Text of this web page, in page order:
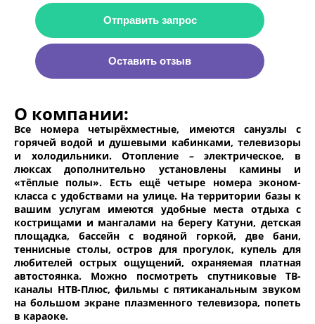
Отправить запрос
Оставить отзыв
О компании:
Все номера четырёхместные, имеются санузлы с
горячей водой и душевыми кабинками, телевизоры
и холодильники. Отопление – электрическое, в
люксах дополнительно установлены камины и
«тёплые полы». Есть ещё четыре номера эконом-
класса с удобствами на улице. На территории базы к
вашим услугам имеются удобные места отдыха с
кострищами и мангалами на берегу Катуни, детская
площадка, бассейн с водяной горкой, две бани,
теннисные столы, остров для прогулок, купель для
любителей острых ощущений, охраняемая платная
автостоянка. Можно посмотреть спутниковые ТВ-
каналы НТВ-Плюс, фильмы с пятиканальным звуком
на большом экране плазменного телевизора, попеть
в караоке.